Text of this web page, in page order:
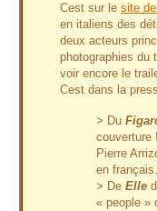
Cest sur le site
en italiens des
deux acteurs
photographies du
voir encore le
Cest dans la
> Du
couverture
Pierre
en français.
> De Elle
« people »